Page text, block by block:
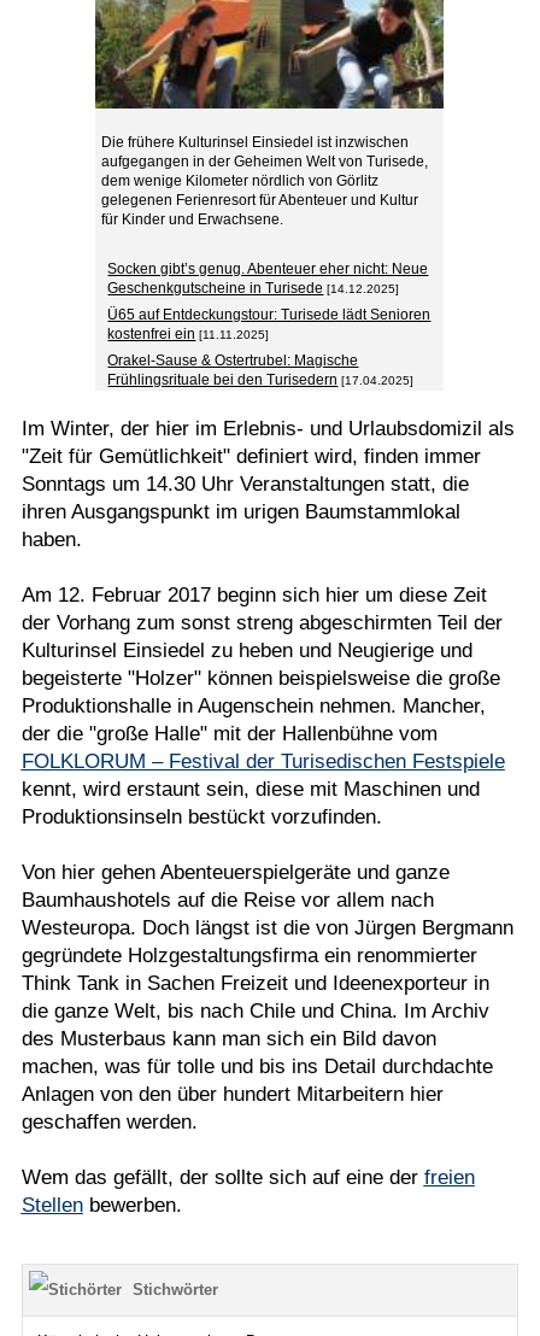
Die frühere Kulturinsel Einsiedel ist inzwischen
aufgegangen in der Geheimen Welt von Turisede,
dem wenige Kilometer nördlich von Görlitz
gelegenen Ferienresort für Abenteuer und Kultur
für Kinder und Erwachsene.
Socken gibt’s genug. Abenteuer eher nicht: Neue
Geschenkgutscheine in Turisede [14.12.2025]
Ü65 auf Entdeckungstour: Turisede lädt Senioren
kostenfrei ein [11.11.2025]
Orakel-Sause & Ostertrubel: Magische
Frühlingsrituale bei den Turisedern [17.04.2025]
Im Winter, der hier im Erlebnis- und Urlaubsdomizil als
"Zeit für Gemütlichkeit" definiert wird, finden immer
Sonntags um 14.30 Uhr Veranstaltungen statt, die
ihren Ausgangspunkt im urigen Baumstammlokal
haben.
Am 12. Februar 2017 beginn sich hier um diese Zeit
der Vorhang zum sonst streng abgeschirmten Teil der
Kulturinsel Einsiedel zu heben und Neugierige und
begeisterte "Holzer" können beispielsweise die große
Produktionshalle in Augenschein nehmen. Mancher,
der die "große Halle" mit der Hallenbühne vom
FOLKLORUM – Festival der Turisedischen Festspiele
kennt, wird erstaunt sein, diese mit Maschinen und
Produktionsinseln bestückt vorzufinden.
Von hier gehen Abenteuerspielgeräte und ganze
Baumhaushotels auf die Reise vor allem nach
Westeuropa. Doch längst ist die von Jürgen Bergmann
gegründete Holzgestaltungsfirma ein renommierter
Think Tank in Sachen Freizeit und Ideenexporteur in
die ganze Welt, bis nach Chile und China. Im Archiv
des Musterbaus kann man sich ein Bild davon
machen, was für tolle und bis ins Detail durchdachte
Anlagen von den über hundert Mitarbeitern hier
geschaffen werden.
Wem das gefällt, der sollte sich auf eine der freien
Stellenbewerben.
Stichwörter